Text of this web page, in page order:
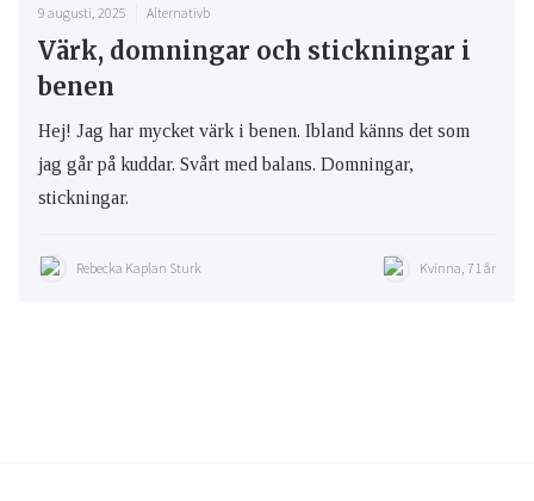
9 augusti, 2025 Alternativb
Värk, domningar och stickningar i
benen
Hej! Jag har mycket värk i benen. Ibland känns det som
jag går på kuddar. Svårt med balans. Domningar,
stickningar.
Rebecka Kaplan Sturk Kvinna, 71 år